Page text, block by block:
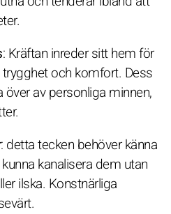
: Kräftan inreder sitt hem för
och komfort. Dess
av personliga minnen,
: detta tecken behöver känna
kanalisera dem utan
ilska. Konstnärliga